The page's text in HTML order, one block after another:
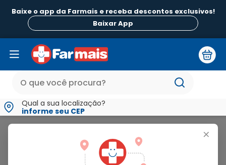
Baixe o app da Farmais e receba descontos exclusivos!
Baixar App
Qual a sua localização?
informe seu CEP
+
dori